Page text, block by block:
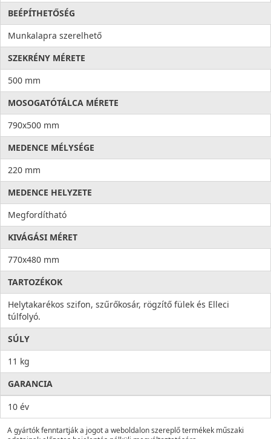
BEÉPÍTHETŐSÉG
Munkalapra szerelhető
SZEKRÉNY MÉRETE
500 mm
MOSOGATÓTÁLCA MÉRETE
790x500 mm
MEDENCE MÉLYSÉGE
220 mm
MEDENCE HELYZETE
Megfordítható
KIVÁGÁSI MÉRET
770x480 mm
TARTOZÉKOK
Helytakarékos szifon, szűrőkosár, rögzítő fülek és Elleci
túlfolyó.
SÚLY
11 kg
GARANCIA
10 év
A gyártók fenntartják a jogot a weboldalon szereplő termékek műszaki